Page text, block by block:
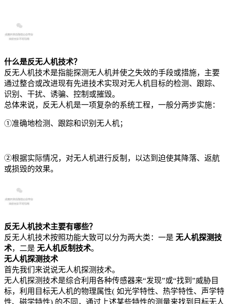
什么是反无人机技术？
反无人机技术是指能探测无人机并使之失效的手段或措施，主要
通过整合或改进现有先进技术实现对无人机目标的检测、跟踪、
识别、干扰、诱骗、控制或摧毁。
总体来说，反无人机是一项复杂的系统工程，一般分两步实施：
①准确地检测、跟踪和识别无人机；
②根据实际情况，对无人机进行反制，以达到迫使其降落、返航
或损毁的效果。
反无人机技术主要有哪些？
反无人机技术按照功能大致可以分为两大类：一是 无人机探测技
术，二是 无人机反制技术。
无人机探测技术
首先我们来说说无人机探测技术。
无人机探测技术是综合利用各种传感器来“发现”或“找到”威胁目
标，利用目标无人机的物理属性( 如光学特性、热学特性、声学特
性、磁学特性) 的不同，通过上述某些特性的测量来找到目标无人